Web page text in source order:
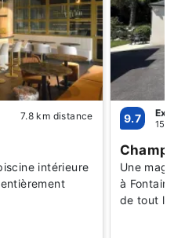
7.8 km distance
intérieure
9.7 15
Une
à
de tout